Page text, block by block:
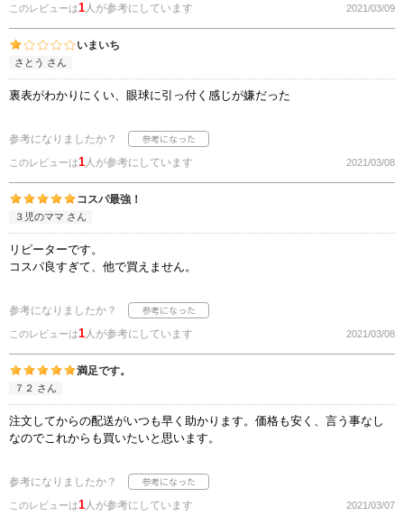
このレビューは1人が参考にしています 2021/03/09
いまいち
さとう さん
裏表がわかりにくい、眼球に引っ付く感じが嫌だった
参考になりましたか？
このレビューは1人が参考にしています 2021/03/08
コスパ最強！
３児のママ さん
リピーターです。
コスパ良すぎて、他で買えません。
参考になりましたか？
このレビューは1人が参考にしています 2021/03/08
満足です。
７２ さん
注文してからの配送がいつも早く助かります。価格も安く、言う事なし
なのでこれからも買いたいと思います。
参考になりましたか？
このレビューは1人が参考にしています 2021/03/07